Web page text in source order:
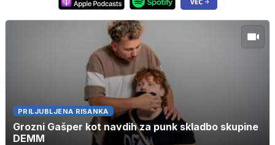
PRILJUBLJENA RISANKA
Grozni Gašper kot navdih za punk skladbo skupine
DEMM